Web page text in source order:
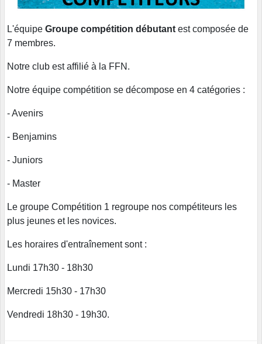
L'équipe Groupe compétition débutant est composée de
7 membres.
Notre club est affilié à la FFN.
Notre équipe compétition se décompose en 4 catégories :
- Avenirs
- Benjamins
- Juniors
- Master
Le groupe Compétition 1 regroupe nos compétiteurs les
plus jeunes et les novices.
Les horaires d'entraînement sont :
Lundi 17h30 - 18h30
Mercredi 15h30 - 17h30
Vendredi 18h30 - 19h30.